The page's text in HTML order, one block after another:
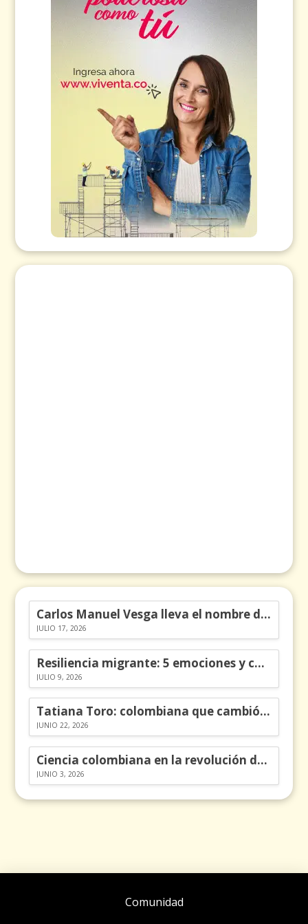
Carlos Manuel Vesga lleva el nombre de Colombia a los Emmy
JULIO 17, 2026
Resiliencia migrante: 5 emociones y cómo gestionarlas
JULIO 9, 2026
Tatiana Toro: colombiana que cambió la historia de las matemáticas
JUNIO 22, 2026
Ciencia colombiana en la revolución de los órganos en chips
JUNIO 3, 2026
Comunidad